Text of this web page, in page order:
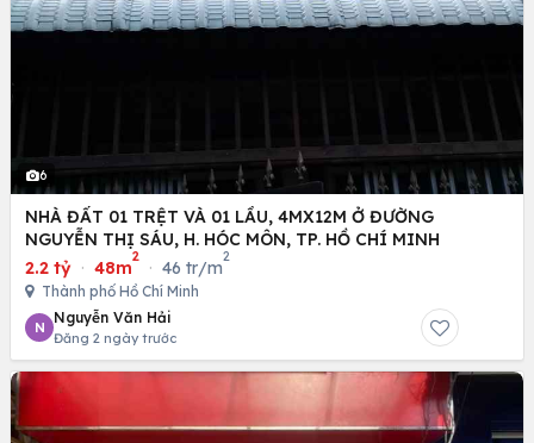
6
NHÀ ĐẤT 01 TRỆT VÀ 01 LẦU, 4MX12M Ở ĐƯỜNG
NGUYỄN THỊ SÁU, H. HÓC MÔN, TP. HỒ CHÍ MINH
2.2 tỷ · 48m
2
· 46 tr/m
2
Thành phố Hồ Chí Minh
N
Nguyễn Văn Hải
Đăng 2 ngày trước